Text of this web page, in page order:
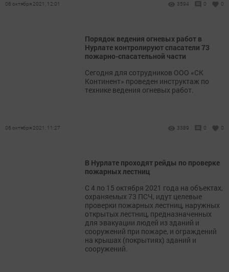
06 октября 2021, 12:01 3594 0 0
Порядок ведения огневых работ в
Нурлате контролируют спасатели 73
пожарно-спасательной части
Сегодня для сотрудников ООО «СК
Континент» проведен инструктаж по
технике ведения огневых работ.
06 октября 2021, 11:27 3389 0 0
В Нурлате проходят рейды по проверке
пожарных лестниц
С 4 по 15 октября 2021 года на объектах,
охраняемых 73 ПСЧ, идут целевые
проверки пожарных лестниц, наружных
открытых лестниц, предназначенных
для эвакуации людей из зданий и
сооружений при пожаре, и ограждений
на крышах (покрытиях) зданий и
сооружений.